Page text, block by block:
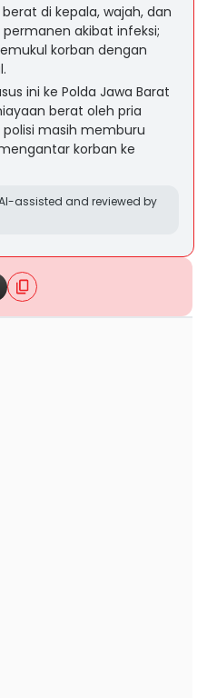
di kepala, wajah, dan
akibat infeksi;
korban dengan
ini ke Polda Jawa Barat
berat oleh pria
polisi masih memburu
korban ke
assisted and reviewed by